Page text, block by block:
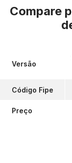
Compare
Versão
Código Fipe
Preço